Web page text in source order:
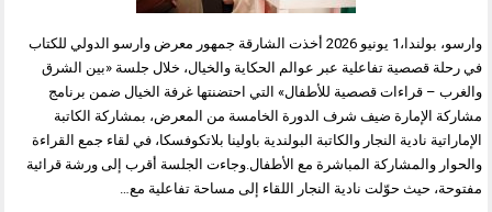
وارسو، بولندا،1 يونيو 2026 أخذت الشارقة جمهور معرض وارسو الدولي للكتاب
في رحلة قصصية تفاعلية عبر عوالم الحكاية والخيال، خلال جلسة «بين الشرق
والغرب – قراءات قصصية للأطفال» التي احتضنتها غرفة الخيال ضمن برنامج
مشاركة الإمارة ضيف شرف الدورة الخامسة من المعرض، بمشاركة الكاتبة
الإماراتية نادية النجار والكاتبة البولندية باولينا بلاتكوفسكا، في لقاء جمع القراءة
والحوار والمشاركة المباشرة مع الأطفال.وجاءت الجلسة أقرب إلى ورشة قرائية
مفتوحة، حيث حوّلت نادية النجار اللقاء إلى مساحة تفاعلية مع…